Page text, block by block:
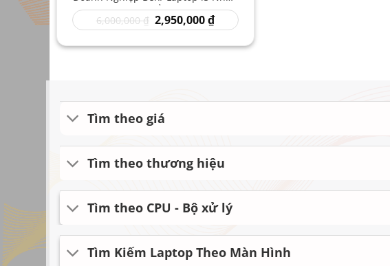
Khẩu
6,000,000₫ Giá
gốc
6,000,000 ₫.
2,950,000₫Giá
hiện
là:
Tìm theo giá
Tìm theo thương hiệu
Tìm theo CPU - Bộ xử lý
Tìm Kiếm Laptop Theo Màn Hình